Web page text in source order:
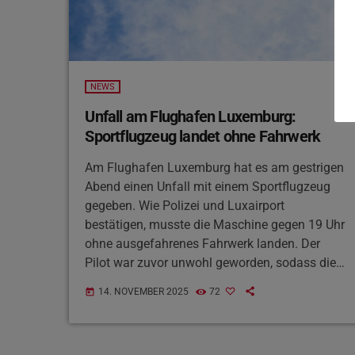
NEWS
Unfall am Flughafen Luxemburg:
Sportflugzeug landet ohne Fahrwerk
Am Flughafen Luxemburg hat es am gestrigen
Abend einen Unfall mit einem Sportflugzeug
gegeben. Wie Polizei und Luxairport
bestätigen, musste die Maschine gegen 19 Uhr
ohne ausgefahrenes Fahrwerk landen. Der
Pilot war zuvor unwohl geworden, sodass die
Flugzeug nach mehreren hundert Metern
manövrierunfähig zum Stillstand kam. Zwei
today 14. NOVEMBER 2025 72